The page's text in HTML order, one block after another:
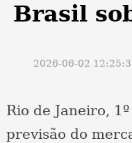
Brasil
2026-06-02
Rio de Janeiro,
previsão do